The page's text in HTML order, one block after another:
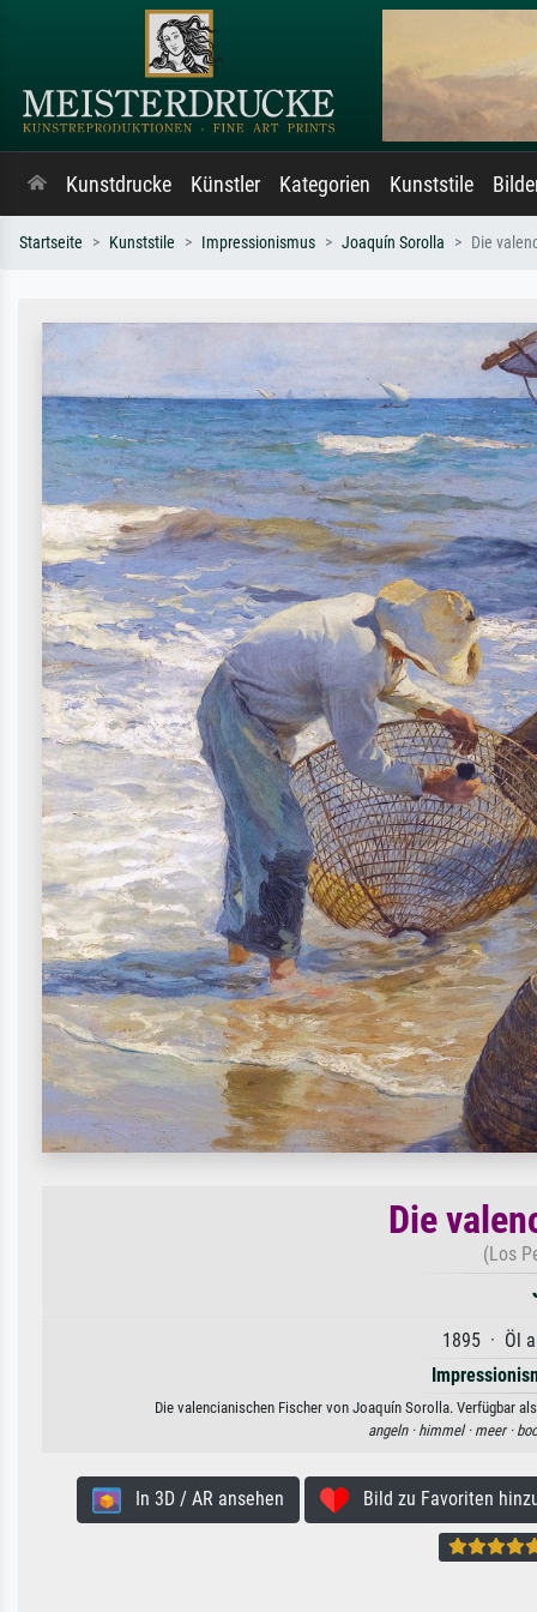
Kunstdrucke Künstler Kategorien Kunststile
Startseite Kunststile Impressionismus Joaquín Sorolla Die
Die
(Los
1895 · Öl
Die valencianischen Fischer von Joaquín Sorolla. Verfügbar
angeln · himmel · meer ·
In 3D / AR ansehen Bild zu Favoriten